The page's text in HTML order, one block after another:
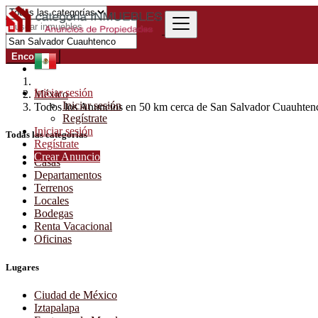
Iniciar sesión
Iniciar sesión
Regístrate
Iniciar sesión
Regístrate
Crear Anuncio
Encontrar
México
Todos los Anuncios en 50 km cerca de San Salvador
Todas las categorías
Casas
Departamentos
Terrenos
Locales
Bodegas
Renta Vacacional
Oficinas
Lugares
Ciudad de México
Iztapalapa